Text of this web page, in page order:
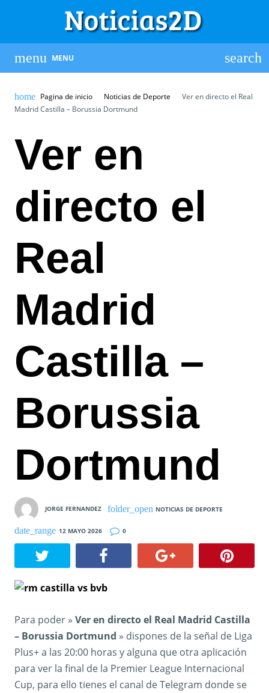
MENU
Pagina de inicio Noticias de Deporte
Ver en directo el Real
Madrid Castilla – Borussia Dortmund
Ver en
directo el
Real
Madrid
Castilla –
Borussia
Dortmund
JORGE FERNANDEZ NOTICIAS DE DEPORTE
12 MAYO 2026 0
Para poder » Ver en directo el Real Madrid Castilla
– Borussia Dortmund » dispones de la señal de Liga
Plus+ a las 20:00 horas y alguna que otra aplicación
para ver la final de la Premier League Internacional
Cup, para ello tienes el canal de Telegram donde se